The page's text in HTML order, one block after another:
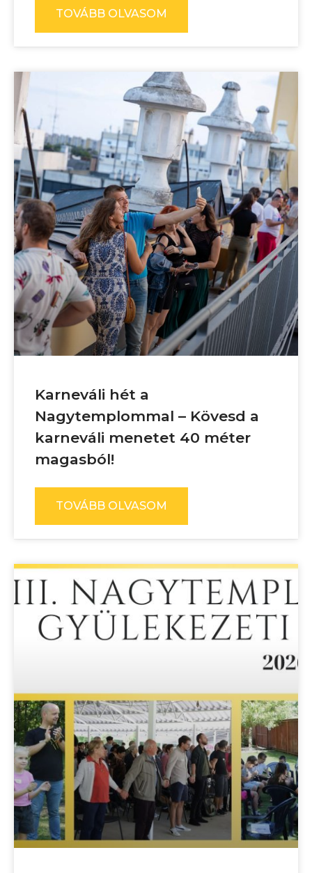
TOVÁBB OLVASOM
Karneváli hét a
Nagytemplommal – Kövesd a
karneváli menetet 40 méter
magasból!
TOVÁBB OLVASOM